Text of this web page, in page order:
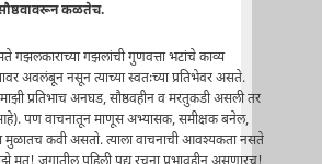
कळतेच.
गझलकाराच्या गझलांची गुणवत्ता भटांचे काव्य
अवलंबून नसून त्याच्या स्वतःच्या प्रतिभेवर असते.
प्रतिभाच अनघड, सौष्ठवहीन व मरतुकडी असली तर
पण वाचनातून माणूस अभ्यासक, समीक्षक बनेल,
मुळातच कवी असतो. त्याला वाचनाची आवश्यकता नसते